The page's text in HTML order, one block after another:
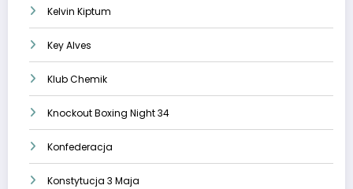
Kelvin Kiptum
Key Alves
Klub Chemik
Knockout Boxing Night 34
Konfederacja
Konstytucja 3 Maja